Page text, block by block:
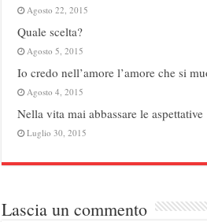
Agosto 22, 2015
Quale scelta?
Agosto 5, 2015
Io credo nell’amore l’amore che si
Agosto 4, 2015
Nella vita mai abbassare le aspettative
Luglio 30, 2015
Lascia un commento